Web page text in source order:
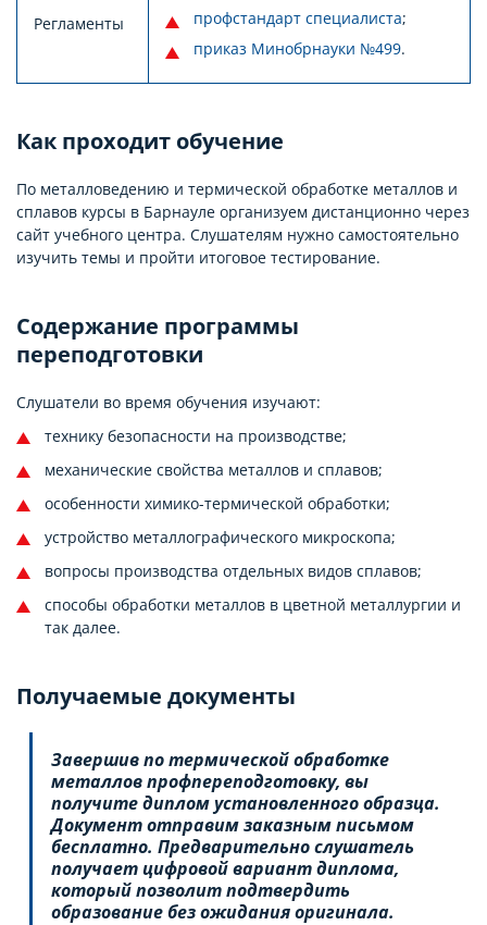
Регламенты профстандарт специалиста;
приказ Минобрнауки №499.
Как проходит обучение
По металловедению и термической обработке металлов и
сплавов курсы в Барнауле организуем дистанционно через
сайт учебного центра. Слушателям нужно самостоятельно
изучить темы и пройти итоговое тестирование.
Содержание программы
переподготовки
Слушатели во время обучения изучают:
технику безопасности на производстве;
механические свойства металлов и сплавов;
особенности химико-термической обработки;
устройство металлографического микроскопа;
вопросы производства отдельных видов сплавов;
способы обработки металлов в цветной металлургии и
так далее.
Получаемые документы
Завершив по термической обработке
металлов профпереподготовку, вы
получите диплом установленного образца.
Документ отправим заказным письмом
бесплатно. Предварительно слушатель
получает цифровой вариант диплома,
который позволит подтвердить
образование без ожидания оригинала.